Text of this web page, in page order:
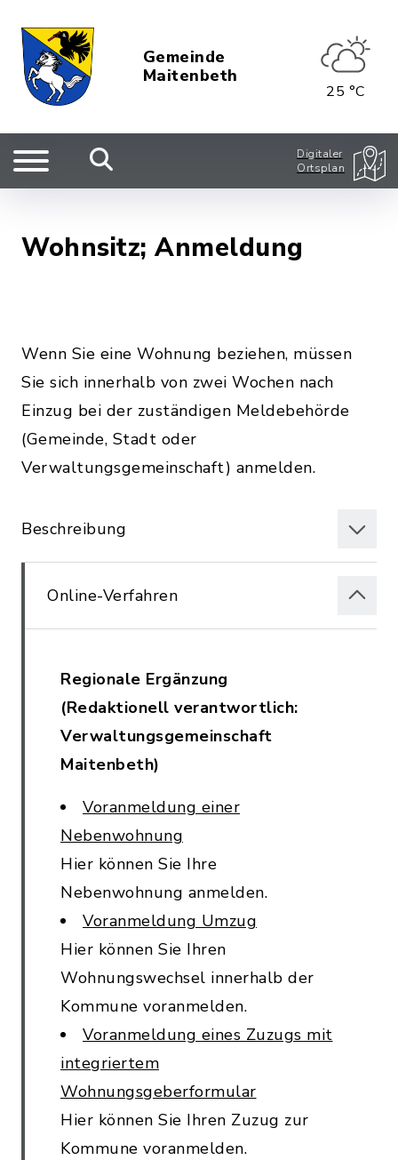
Gemeinde
Maitenbeth
25 °C
Digitaler
Ortsplan
Wohnsitz; Anmeldung
Wenn Sie eine Wohnung beziehen, müssen
Sie sich innerhalb von zwei Wochen nach
Einzug bei der zuständigen Meldebehörde
(Gemeinde, Stadt oder
Verwaltungsgemeinschaft) anmelden.
Beschreibung
Online-Verfahren
Regionale Ergänzung
(Redaktionell verantwortlich:
Verwaltungsgemeinschaft
Maitenbeth)
Voranmeldung einer
Nebenwohnung
Hier können Sie Ihre
Nebenwohnung anmelden.
Voranmeldung Umzug
Hier können Sie Ihren
Wohnungswechsel innerhalb der
Kommune voranmelden.
Voranmeldung eines Zuzugs mit
integriertem
Wohnungsgeberformular
Hier können Sie Ihren Zuzug zur
Kommune voranmelden.